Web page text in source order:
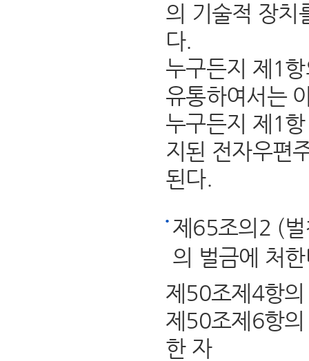
의 기술적 장치
다.
누구든지 제1
유통하여서는
누구든지 제1
지된 전자우편
된다.
제65조의2 (
의 벌금에 처
제50조제4항
제50조제6항
한 자